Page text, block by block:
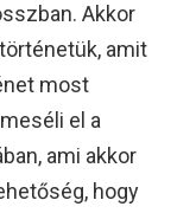
Akkor
amit
most
el a
ami akkor
hogy